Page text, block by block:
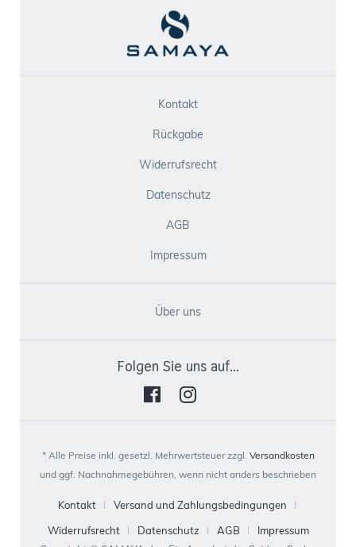
Kontakt
Rückgabe
Widerrufsrecht
Datenschutz
AGB
Impressum
Über uns
Folgen Sie uns auf...
* Alle Preise inkl. gesetzl. Mehrwertsteuer zzgl. Versandkosten
und ggf. Nachnahmegebühren, wenn nicht anders beschrieben
Kontakt
Versand und Zahlungsbedingungen
Widerrufsrecht
Datenschutz AGB
Impressum